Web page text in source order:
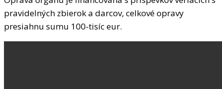
pravidelných zbierok a darcov, celkové opravy
presiahnu sumu 100-tisíc eur.